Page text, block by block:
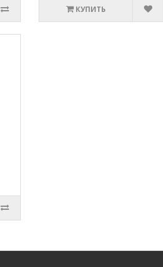
КУПИТЬ